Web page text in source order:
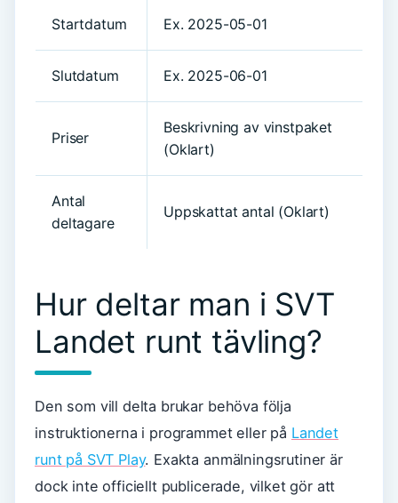
Startdatum Ex. 2025-05-01
Slutdatum Ex. 2025-06-01
Priser
Beskrivning av vinstpaket
(Oklart)
Antal
deltagare
Uppskattat antal (Oklart)
Hur deltar man i SVT
Landet runt tävling?
Den som vill delta brukar behöva följa
instruktionerna i programmet eller på Landet
runt på SVT Play. Exakta anmälningsrutiner är
dock inte officiellt publicerade, vilket gör att